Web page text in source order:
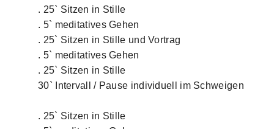
. 25` Sitzen in Stille
. 5` meditatives Gehen
. 25` Sitzen in Stille und Vortrag
. 5` meditatives Gehen
. 25` Sitzen in Stille
30` Intervall / Pause individuell im Schweigen
. 25` Sitzen in Stille